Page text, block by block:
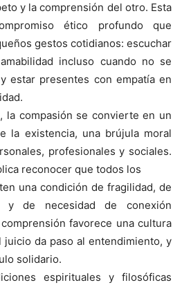
y la comprensión del otro. Esta
ético profundo que
gestos cotidianos: escuchar
incluso cuando no se
estar presentes con empatía en
la compasión se convierte en un
la existencia, una brújula moral
profesionales y sociales.
reconocer que todos los
una condición de fragilidad, de
y de necesidad de conexión
favorece una cultura
da paso al entendimiento, y
solidario.
espirituales y filosóficas